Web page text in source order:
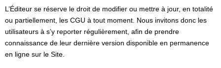
L’Éditeur se réserve le droit de modifier ou mettre à jour, en totalité
ou partiellement, les CGU à tout moment. Nous invitons donc les
utilisateurs à s’y reporter régulièrement, afin de prendre
connaissance de leur dernière version disponible en permanence
en ligne sur le Site.